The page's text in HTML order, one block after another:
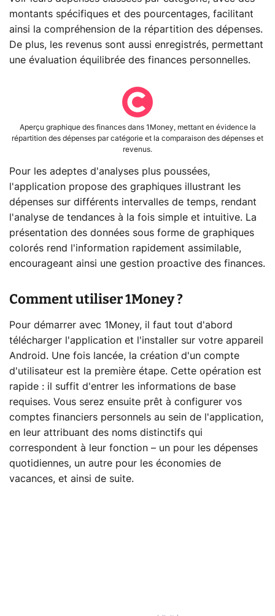
montants spécifiques et des pourcentages, facilitant
ainsi la compréhension de la répartition des dépenses.
De plus, les revenus sont aussi enregistrés, permettant
une évaluation équilibrée des finances personnelles.
Aperçu graphique des finances dans 1Money, mettant en évidence la
répartition des dépenses par catégorie et la comparaison des dépenses et
revenus.
Pour les adeptes d'analyses plus poussées,
l'application propose des graphiques illustrant les
dépenses sur différents intervalles de temps, rendant
l'analyse de tendances à la fois simple et intuitive. La
présentation des données sous forme de graphiques
colorés rend l'information rapidement assimilable,
encourageant ainsi une gestion proactive des finances.
Comment utiliser 1Money ?
Pour démarrer avec 1Money, il faut tout d'abord
télécharger l'application et l'installer sur votre appareil
Android. Une fois lancée, la création d'un compte
d'utilisateur est la première étape. Cette opération est
rapide : il suffit d'entrer les informations de base
requises. Vous serez ensuite prêt à configurer vos
comptes financiers personnels au sein de l'application,
en leur attribuant des noms distinctifs qui
correspondent à leur fonction – un pour les dépenses
quotidiennes, un autre pour les économies de
vacances, et ainsi de suite.